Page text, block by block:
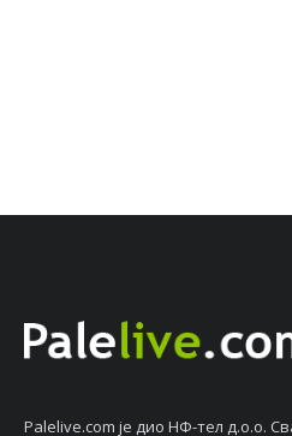
Palelive.com јe дио НФ-тeл д.о.о.